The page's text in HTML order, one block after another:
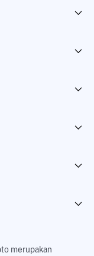
merupakan